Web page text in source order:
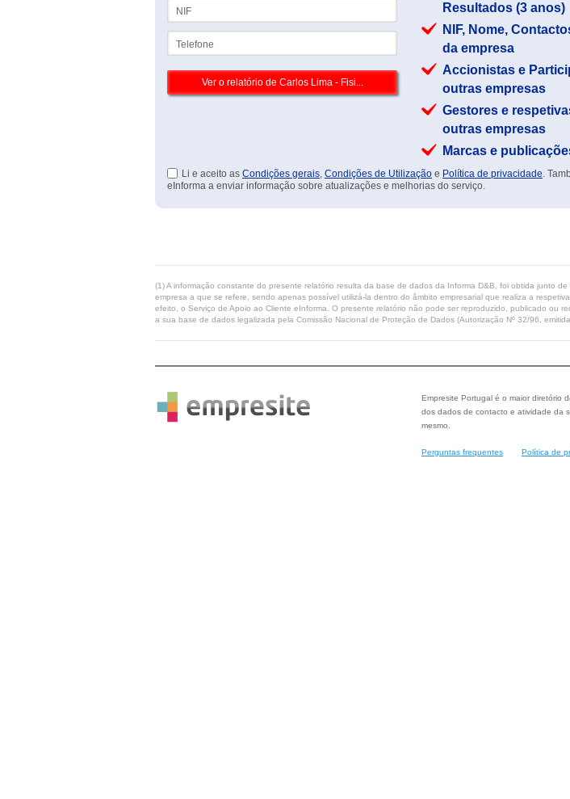
Resultados (3 anos)
NIF, Nome,
da empresa
Accionistas e
outras empresas
Gestores e
outras empresas
Marcas e
Li e aceito as Condições gerais, Condições de Utilização e Política de privacidade.
eInforma a enviar informação sobre atualizações e melhorias do serviço.
(1) A informação constante do presente relatório resulta da base de dados da Informa D&B, foi obtida junto
empresa a que se refere, sendo apenas possível utilizá-la dentro do âmbito empresarial que realiza a
efeito, o Serviço de Apoio ao Cliente eInforma. O presente relatório não pode ser reproduzido, publicado ou
a sua base de dados legalizada pela Comissão Nacional de Proteção de Dados (Autorização Nº 32/96,
Empresite Portugal é o maior diretório
dos dados de contacto e atividade da
mesmo.
Perguntas frequentes Política de